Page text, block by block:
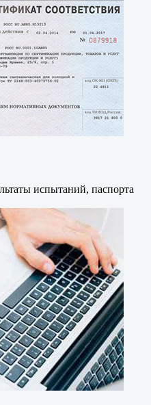
испытаний, паспорта